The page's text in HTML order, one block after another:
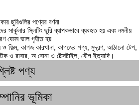
ছুরিগুলির পণ্যের বর্ণনা
সার্কুলার স্লিটিং ছুরি ব্যাপকভাবে ব্যবহৃত হয় এবং নমনীয়
যেমন ভাল গৃহীত হয়
ও ফিল্ম, কাগজ কারখানা, কাগজের পণ্য, মুদ্রণ, আঠালো টেপ,
ও রাবার, অ বোনা ও টেক্সটাইল, যৌগ ইত্যাদি।
পণ্য
ভূমিকা